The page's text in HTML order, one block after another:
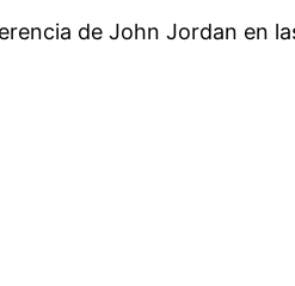
de John Jordan en